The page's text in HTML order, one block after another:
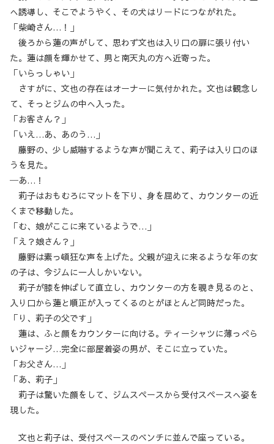
へ誘導し、そこでようやく、その犬はリードにつながれた。
「柴崎さん…！」
後ろから蓮の声がして、思わず文也は入り口の扉に張り付い
た。蓮は顔を輝かせて、男と南天丸の方へ近寄った。
「いらっしゃい」
さすがに、文也の存在はオーナーに気付かれた。文也は観念し
て、そっとジムの中へ入った。
「お客さん？」
「いえ…あ、あのう…」
藤野の、少し威嚇するような声が聞こえて、莉子は入り口のほ
うを見た。
─あ…！
莉子はおもむろにマットを下り、身を屈めて、カウンターの近
くまで移動した。
「む、娘がここに来ているようで…」
「え？娘さん？」
藤野は素っ頓狂な声を上げた。父親が迎えに来るような年の女
の子は、今ジムに一人しかいない。
莉子が膝を伸ばして直立し、カウンターの方を覗き見るのと、
入り口から蓮と順正が入ってくるのとがほとんど同時だった。
「り、莉子の父です」
蓮は、ふと顔をカウンターに向ける。ティーシャツに薄っぺら
いジャージ…完全に部屋着姿の男が、そこに立っていた。
「お父さん…」
「あ、莉子」
莉子は驚いた顔をして、ジムスペースから受付スペースへ姿を
現した。
文也と莉子は、受付スペースのベンチに並んで座っている。